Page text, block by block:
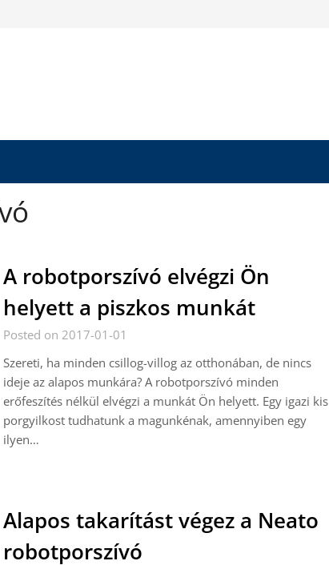
A robotporszívó elvégzi Ön
helyett a piszkos munkát
Posted on 2017-01-01
Szereti, ha minden csillog-villog az otthonában, de nincs
ideje az alapos munkára? A robotporszívó minden
erőfeszítés nélkül elvégzi a munkát Ön helyett. Egy igazi kis
porgyilkost tudhatunk a magunkénak, amennyiben egy
ilyen…
Alapos takarítást végez a Neato
robotporszívó